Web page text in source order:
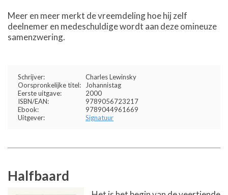
Meer en meer merkt de vreemdeling hoe hij zelf
deelnemer en medeschuldige wordt aan deze omineuze
samenzwering.
Schrijver:
Charles Lewinsky
Oorspronkelijke titel:
Johannistag
Eerste uitgave:
2000
ISBN/EAN:
9789056723217
Ebook:
9789044961669
Uitgever:
Signatuur
Halfbaard